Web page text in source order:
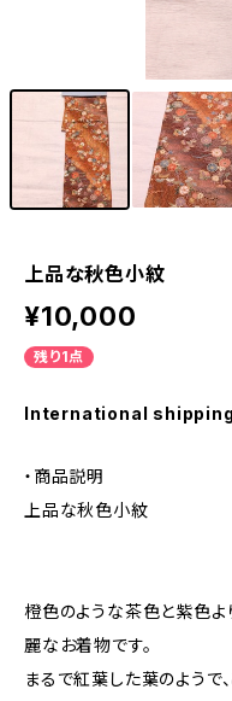
上品な秋色小紋
¥10,000
残り1点
International
・商品説明
上品な秋色小紋
橙色のような茶色と紫色よ
麗なお着物です。
まるで紅葉した葉のようで